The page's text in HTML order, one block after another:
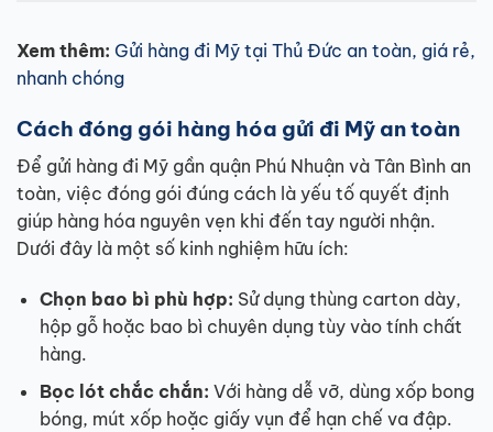
Xem thêm: Gửi hàng đi Mỹ tại Thủ Đức an toàn, giá rẻ,
nhanh chóng
Cách đóng gói hàng hóa gửi đi Mỹ an toàn
Để gửi hàng đi Mỹ gần quận Phú Nhuận và Tân Bình an
toàn, việc đóng gói đúng cách là yếu tố quyết định
giúp hàng hóa nguyên vẹn khi đến tay người nhận.
Dưới đây là một số kinh nghiệm hữu ích:
Chọn bao bì phù hợp: Sử dụng thùng carton dày,
hộp gỗ hoặc bao bì chuyên dụng tùy vào tính chất
hàng.
Bọc lót chắc chắn: Với hàng dễ vỡ, dùng xốp bong
bóng, mút xốp hoặc giấy vụn để hạn chế va đập.